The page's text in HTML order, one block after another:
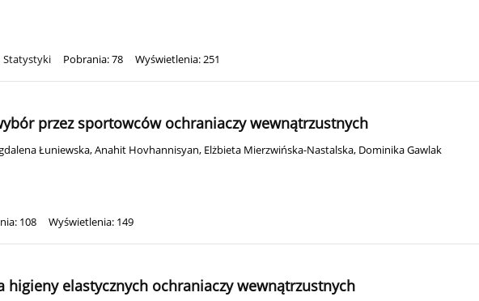
Statystyki Pobrania: 78 Wyświetlenia: 251
przez sportowców ochraniaczy wewnątrzustnych
Łuniewska,Anahit Hovhannisyan, Elżbieta Mierzwińska-Nastalska, Dominika Gawlak
108 Wyświetlenia: 149
elastycznych ochraniaczy wewnątrzustnych